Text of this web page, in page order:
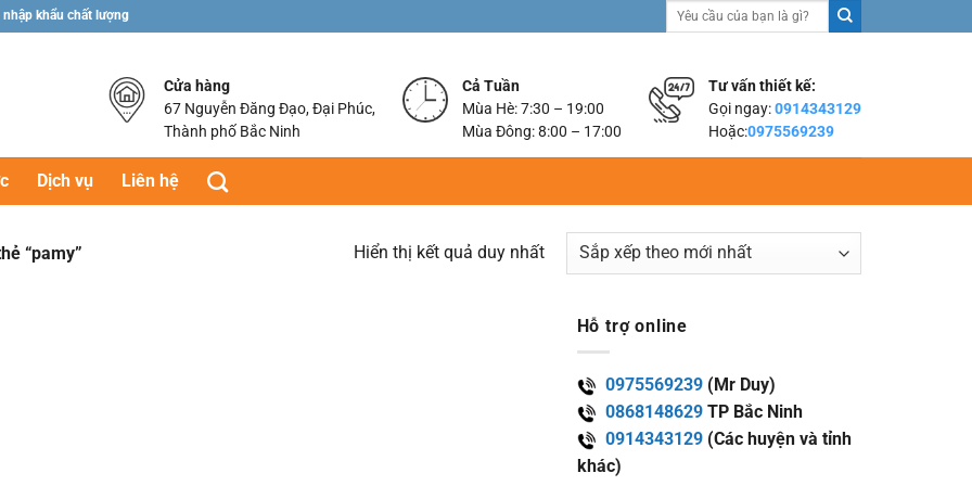
khẩu chất lượng
Tìm
Tư vấn thiết kế:
Gọi ngay:0914343129
Hoặc:0975569239
Cả Tuần
Mùa Hè: 7:30 – 19:00
Mùa Đông: 8:00 – 17:00
Cửa hàng
67 Nguyễn Đăng Đạo, Đại Phúc,
Thành phố Bắc Ninh
Dịch vụ Liên hệ
“pamy” Hiển thị kết quả duy nhất
Hỗ trợ online
0975569239(Mr Duy)
0868148629TP Bắc Ninh
0914343129(Các huyện và tỉnh
khác)